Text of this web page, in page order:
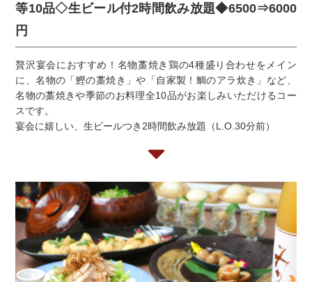
等10品◇生ビール付2時間飲み放題◆6500⇒6000
円
贅沢宴会におすすめ！名物藁焼き鶏の4種盛り合わせをメイン
に、名物の「鰹の藁焼き」や「自家製！鯛のアラ炊き」など、
名物の藁焼きや季節のお料理全10品がお楽しみいただけるコー
スです。
宴会に嬉しい、生ビールつき2時間飲み放題（L.O.30分前）